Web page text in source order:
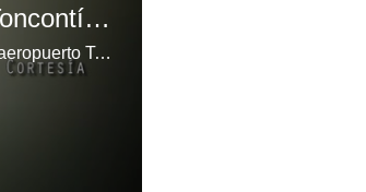
Un avión se sale de la pista del aeropuerto Toncontín en Tegucigalpa, Honduras
Un avión en Tegucigalpa se ha salido de la pista de aterrizaje del aeropuerto Toncontín en Tegucigalpa